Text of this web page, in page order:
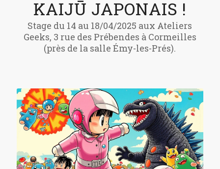
KAIJŪ JAPONAIS !
Stage du 14 au 18/04/2025 aux Ateliers
Geeks, 3 rue des Prébendes à Cormeilles
(près de la salle Émy-les-Prés).